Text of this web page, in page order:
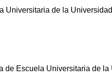
Universitaria de la
de Escuela Universitaria de